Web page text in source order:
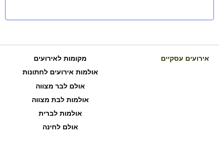
אירועים עסקיים
מקומות לאירועים
אולמות אירועים לחתונות
אולם לבר מצווה
אולמות לבת מצווה
אולמות לברית
אולם לחינה